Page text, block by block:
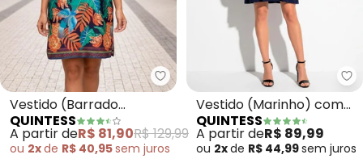
Quintess - Vestido (Barrado
Vestido (Barrado
Tropical) em Malha Fria
QUINTESS
A partir deR$ 81,90R$ 129,99
ou 2xde R$ 40,95sem juros
Vestido (Marinho) com
Bolsos e Mangas Curtas
QUINTESS
A partir deR$ 89,99
ou 2xde R$ 44,99sem juros